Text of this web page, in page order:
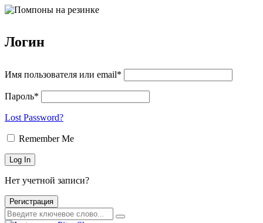
Логин
Имя пользователя или email*
Пароль*
Lost Password?
Remember Me
Нет учетной записи?
Регистрация